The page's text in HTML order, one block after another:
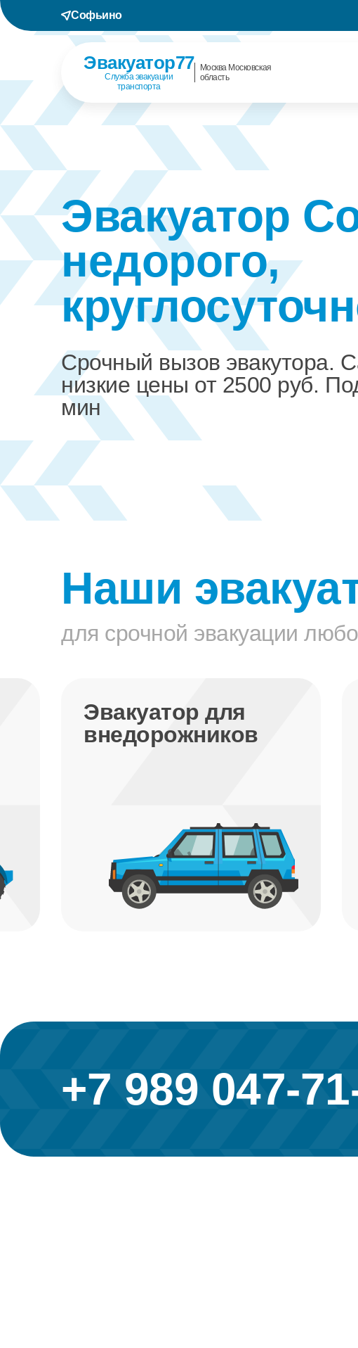
Софьино
Эвакуатор77
Служба эвакуации
транспорта
Москва Московская
область
Эвакуатор
недорого,
Срочный вызов эвакутора.
низкие цены от 2500 руб.
мин
Наши
для срочной эвакуации
Эвакуатор для
внедорожников
+7 989 047-